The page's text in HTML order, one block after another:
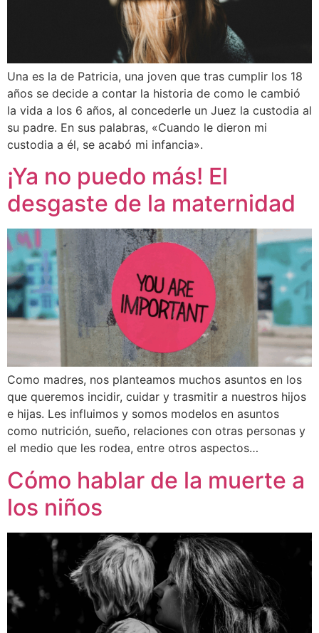
Una es la de Patricia, una joven que tras cumplir los 18
años se decide a contar la historia de como le cambió
la vida a los 6 años, al concederle un Juez la custodia al
su padre. En sus palabras, «Cuando le dieron mi
custodia a él, se acabó mi infancia».
¡Ya no puedo más! El
desgaste de la maternidad
Como madres, nos planteamos muchos asuntos en los
que queremos incidir, cuidar y trasmitir a nuestros hijos
e hijas. Les influimos y somos modelos en asuntos
como nutrición, sueño, relaciones con otras personas y
el medio que les rodea, entre otros aspectos…
Cómo hablar de la muerte a
los niños